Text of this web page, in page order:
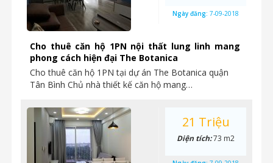
Cho thuê căn hộ 1PN nội thất lung linh mang
phong cách hiện đại The Botanica
Cho thuê căn hộ 1PN tại dự án The Botanica quận
Tân Bình Chủ nhà thiết kế căn hộ mang…
Ngày đăng: 7-09-2018
21 Triệu
Diện tích:73 m2